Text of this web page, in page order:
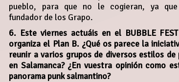
pueblo, para que no le cogieran, ya
fundador de los Grapo.
6. Este viernes actuáis en el BUBBLE
organiza el Plan B. ¿Qué os parece la
reunir a varios grupos de diversos estilos de
en Salamanca? ¿En vuestra opinión como
panorama punk salmantino?